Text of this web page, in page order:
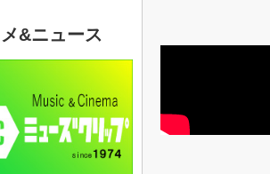
&ニュース